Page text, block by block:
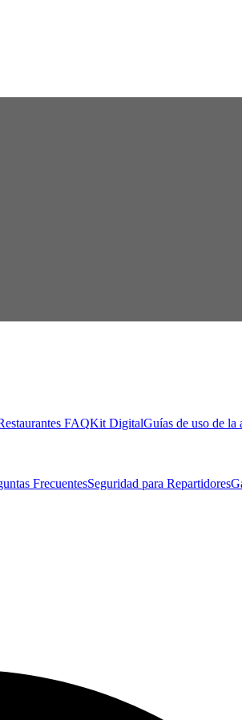
FAQKit DigitalGuías de uso de la
FrecuentesSeguridad para Repartidores